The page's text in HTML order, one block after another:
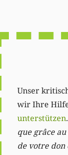
Unser
wir Ihre
unterstützen.
que grâce
de votre don